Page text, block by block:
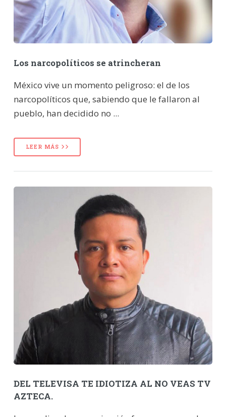
Los narcopolíticos se atrincheran
México vive un momento peligroso: el de los
narcopolíticos que, sabiendo que le fallaron al
pueblo, han decidido no ...
LEER MÁS
DEL TELEVISA TE IDIOTIZA AL NO VEAS TV
AZTECA.